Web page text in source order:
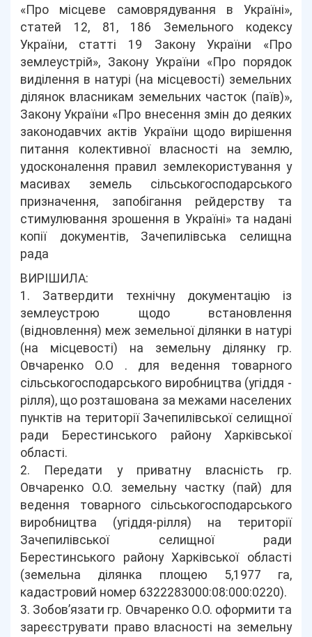
«Про місцеве самоврядування в Україні»,
статей 12, 81, 186 Земельного кодексу
України, статті 19 Закону України «Про
землеустрій», Закону України «Про порядок
виділення в натурі (на місцевості) земельних
ділянок власникам земельних часток (паїв)»,
Закону України «Про внесення змін до деяких
законодавчих актів України щодо вирішення
питання колективної власності на землю,
удосконалення правил землекористування у
масивах земель сільськогосподарського
призначення, запобігання рейдерству та
стимулювання зрошення в Україні» та надані
копії документів, Зачепилівська селищна
рада
ВИРІШИЛА:
1. Затвердити технічну документацію із
землеустрою щодо встановлення
(відновлення) меж земельної ділянки в натурі
(на місцевості) на земельну ділянку гр.
Овчаренко О.О . для ведення товарного
сільськогосподарського виробництва (угіддя -
рілля), що розташована за межами населених
пунктів на території Зачепилівської селищної
ради Берестинського району Харківської
області.
2. Передати у приватну власність гр.
Овчаренко О.О. земельну частку (пай) для
ведення товарного сільськогосподарського
виробництва (угіддя-рілля) на території
Зачепилівської селищної ради
Берестинського району Харківської області
(земельна ділянка площею 5,1977 га,
кадастровий номер 6322283000:08:000:0220).
3. Зобов’язати гр. Овчаренко О.О. оформити та
зареєструвати право власності на земельну